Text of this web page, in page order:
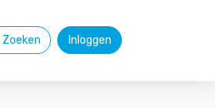
Zoeken Inloggen